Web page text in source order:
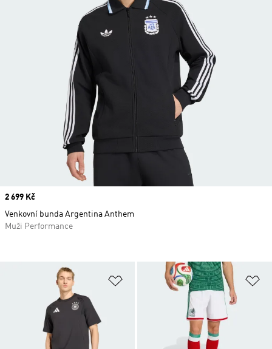
Přidat do seznamu přání
Price
2 699 Kč
Venkovní bunda Argentina Anthem
Muži Performance